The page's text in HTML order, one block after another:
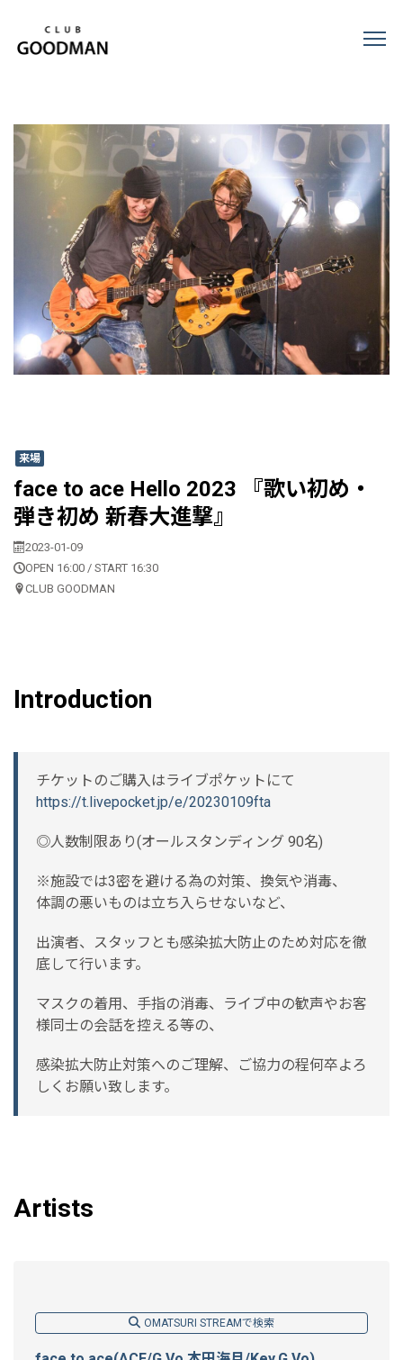
来場
face to ace Hello 2023 『歌い初め・
弾き初め 新春大進撃』
2023-01-09
OPEN 16:00 / START 16:30
CLUB GOODMAN
Introduction
チケットのご購入はライブポケットにて
https://t.livepocket.jp/e/20230109fta
◎人数制限あり(オールスタンディング 90名)
※施設では3密を避ける為の対策、換気や消毒、
体調の悪いものは立ち入らせないなど、
出演者、スタッフとも感染拡大防止のため対応を徹
底して行います。
マスクの着用、手指の消毒、ライブ中の歓声やお客
様同士の会話を控える等の、
感染拡大防止対策へのご理解、ご協力の程何卒よろ
しくお願い致します。
Artists
OMATSURI STREAMで検索